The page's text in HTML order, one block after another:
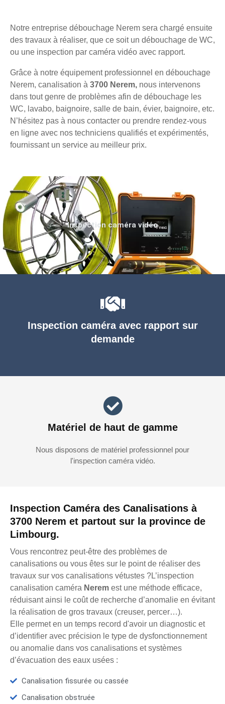
Notre entreprise débouchage Nerem sera chargé ensuite
des travaux à réaliser, que ce soit un débouchage de WC,
ou une inspection par caméra vidéo avec rapport.
Grâce à notre équipement professionnel en débouchage
Nerem, canalisation à 3700 Nerem, nous intervenons
dans tout genre de problèmes afin de débouchage les
WC, lavabo, baignoire, salle de bain, évier, baignoire, etc.
N’hésitez pas à nous contacter ou prendre rendez-vous
en ligne avec nos techniciens qualifiés et expérimentés,
fournissant un service au meilleur prix.
Inspection Caméra des Canalisations à
3700 Nerem et partout sur la province de
Limbourg.
Vous rencontrez peut-être des problèmes de
canalisations ou vous êtes sur le point de réaliser des
travaux sur vos canalisations vétustes ?L’inspection
canalisation caméra Nerem est une méthode efficace,
réduisant ainsi le coût de recherche d’anomalie en évitant
la réalisation de gros travaux (creuser, percer…).
Elle permet en un temps record d'avoir un diagnostic et
d’identifier avec précision le type de dysfonctionnement
ou anomalie dans vos canalisations et systèmes
d’évacuation des eaux usées :
Canalisation fissurée ou cassée
Canalisation obstruée
Inspection caméra avec rapport sur
demande
Matériel de haut de gamme
Nous disposons de matériel professionnel pour
l'inspection caméra vidéo.
Inspection caméra vidéo